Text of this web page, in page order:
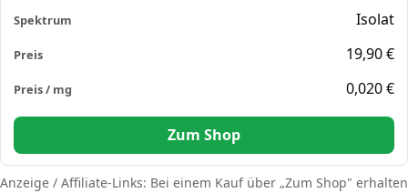
Isolat
19,90 €
0,020 €
Zum Shop
Anzeige / Affiliate-Links: Bei einem Kauf über „Zum Shop" erhalten